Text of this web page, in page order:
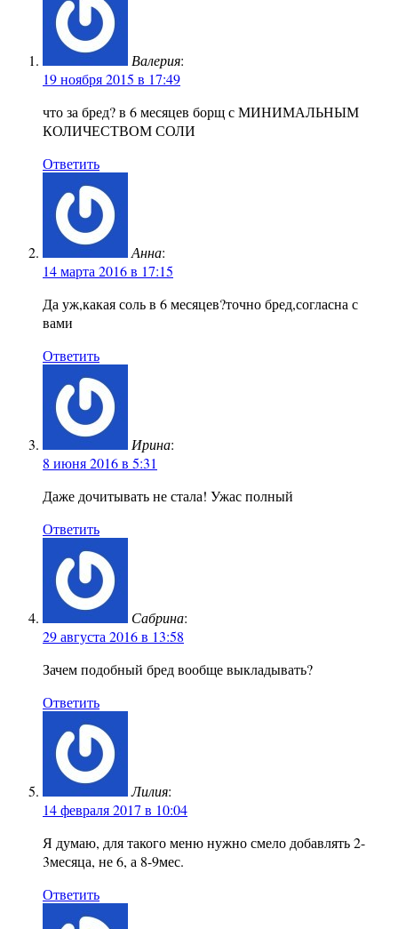
Валерия:
19 ноября 2015 в 17:49
что за бред? в 6 месяцев борщ с МИНИМАЛЬНЫМ
КОЛИЧЕСТВОМ СОЛИ
Ответить
Анна:
14 марта 2016 в 17:15
Да уж,какая соль в 6 месяцев?точно бред,согласна с
вами
Ответить
Ирина:
8 июня 2016 в 5:31
Даже дочитывать не стала! Ужас полный
Ответить
Сабрина:
29 августа 2016 в 13:58
Зачем подобный бред вообще выкладывать?
Ответить
Лилия:
14 февраля 2017 в 10:04
Я думаю, для такого меню нужно смело добавлять 2-
3месяца, не 6, а 8-9мес.
Ответить